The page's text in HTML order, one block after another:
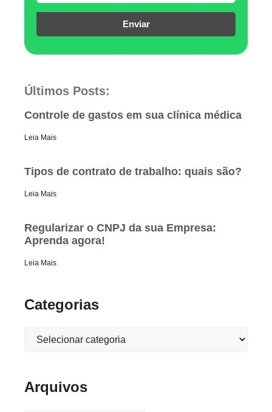
Enviar
Últimos Posts:
Controle de gastos em sua clínica médica
Leia Mais
Tipos de contrato de trabalho: quais são?
Leia Mais
Regularizar o CNPJ da sua Empresa:
Aprenda agora!
Leia Mais
Categorias
Arquivos